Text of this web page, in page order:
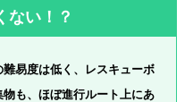
ない！？
易度は低く、レスキューボ
も、ほぼ進行ルート上にあ